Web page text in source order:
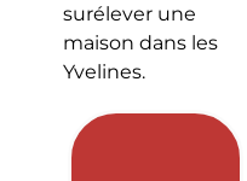
surélever une
maison dans les
Yvelines.